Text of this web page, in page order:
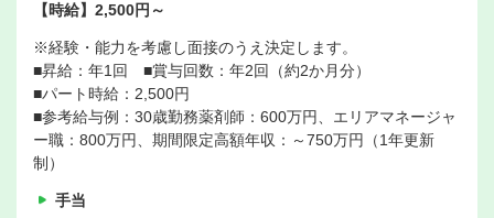
【時給】2,500円～
※経験・能力を考慮し面接のうえ決定します。
■昇給：年1回 ■賞与回数：年2回（約2か月分）
■パート時給：2,500円
■参考給与例：30歳勤務薬剤師：600万円、エリアマネージャ
ー職：800万円、期間限定高額年収：～750万円（1年更新
制）
手当